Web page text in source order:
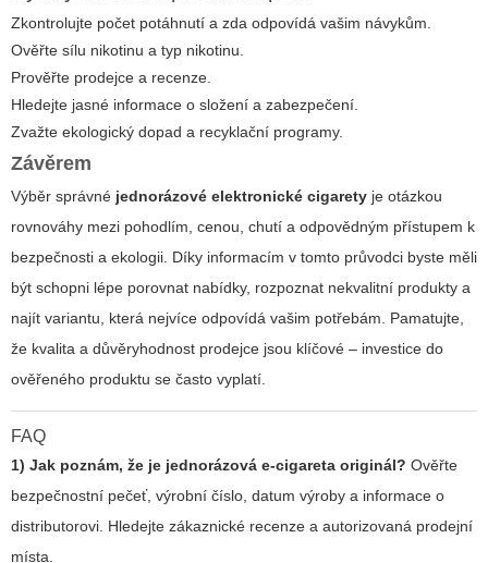
Zkontrolujte počet potáhnutí a zda odpovídá vašim návykům.
Ověřte sílu nikotinu a typ nikotinu.
Prověřte prodejce a recenze.
Hledejte jasné informace o složení a zabezpečení.
Zvažte ekologický dopad a recyklační programy.
Závěrem
Výběr správné jednorázové elektronické cigarety je otázkou
rovnováhy mezi pohodlím, cenou, chutí a odpovědným přístupem k
bezpečnosti a ekologii. Díky informacím v tomto průvodci byste měli
být schopni lépe porovnat nabídky, rozpoznat nekvalitní produkty a
najít variantu, která nejvíce odpovídá vašim potřebám. Pamatujte,
že kvalita a důvěryhodnost prodejce jsou klíčové – investice do
ověřeného produktu se často vyplatí.
FAQ
1) Jak poznám, že je jednorázová e-cigareta originál? Ověřte
bezpečnostní pečeť, výrobní číslo, datum výroby a informace o
distributorovi. Hledejte zákaznické recenze a autorizovaná prodejní
místa.